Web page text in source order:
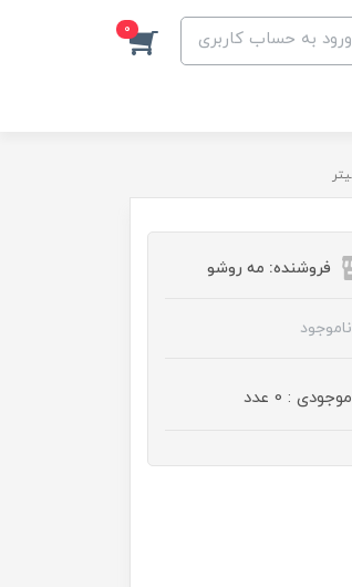
ورود به حساب کاربری 0
فروشنده: مه رو‌شو
ناموجود
موجودی : 0 عدد